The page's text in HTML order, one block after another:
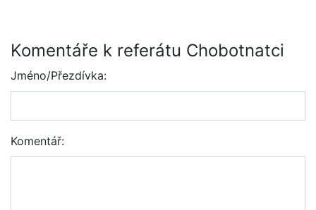
Komentáře k referátu Chobotnatci
Jméno/Přezdívka:
Komentář: